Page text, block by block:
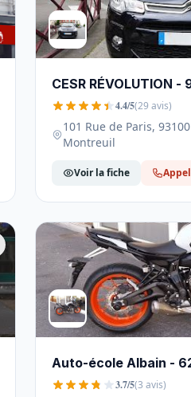
CESR RÉVOLUTION -
4.4/5(29 avis)
101 Rue de Paris,
Montreuil
Voir la fiche
Auto-école Albain -
3.7/5(3 avis)